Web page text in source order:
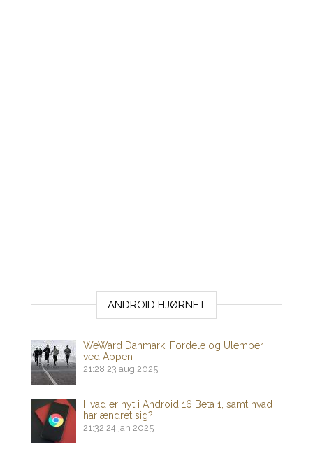
ANDROID HJØRNET
WeWard Danmark: Fordele og Ulemper
ved Appen
21:28 23 aug 2025
Hvad er nyt i Android 16 Beta 1, samt hvad
har ændret sig?
21:32 24 jan 2025